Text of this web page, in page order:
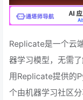
Replicate是一个云
器学习模型，无需
用Replicate提供的
个由机器学习社区